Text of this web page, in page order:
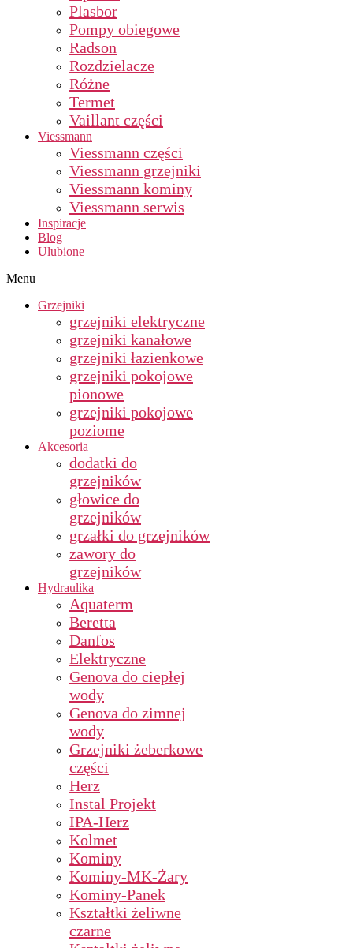
Plasbor
Pompy obiegowe
Radson
Rozdzielacze
Różne
Termet
Vaillant części
Viessmann
Viessmann części
Viessmann grzejniki
Viessmann kominy
Viessmann serwis
Inspiracje
Blog
Ulubione
Menu
Grzejniki
grzejniki elektryczne
grzejniki kanałowe
grzejniki łazienkowe
grzejniki pokojowe
pionowe
grzejniki pokojowe
poziome
Akcesoria
dodatki do
grzejników
głowice do
grzejników
grzałki do grzejników
zawory do
grzejników
Hydraulika
Aquaterm
Beretta
Danfos
Elektryczne
Genova do ciepłej
wody
Genova do zimnej
wody
Grzejniki żeberkowe
części
Herz
Instal Projekt
IPA-Herz
Kolmet
Kominy
Kominy-MK-Żary
Kominy-Panek
Kształtki żeliwne
czarne